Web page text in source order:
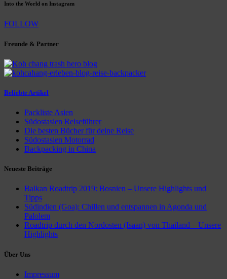
Into the World on Instagram
FOLLOW
Freunde & Partner
Beliebte Artikel
Packliste Asien
Südostasien Reiseführer
Die besten Bücher für deine Reise
Südostasien Motorrad
Backpacking in China
Neueste Beiträge
Balkan Roadtrip 2019: Bosnien – Unsere Highlights und
Tipps
Südindien (Goa): Chillen und entspannen in Agonda und
Palolem
Roadtrip durch den Nordosten (Isaan) von Thailand – Unsere
Highlights
Über Uns
Impressum